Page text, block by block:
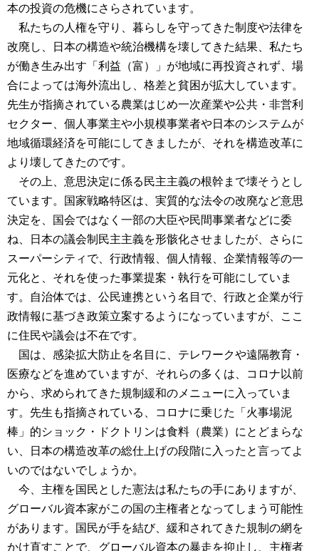
本の投資の危機にさらされています。
私たちの人権を守り、暮らしを守ってきた制度や法律を
改廃し、日本の構造や統治機構を壊してきた結果、私たち
が働き生み出す「利益（富）」が地域に再投資されず、場
合によっては海外流出し、格差と貧困が拡大しています。
先生が指摘されている農業はじめ一次産業や公共・非営利
セクター、個人事業主や小規模事業者や日本のシステムが
地域循環経済を可能にしてきましたが、それを構造改革に
より壊してきたのです。
その上、意思決定に係る民主主義の根幹まで壊そうとし
ています。国家戦略特区は、実質的な法令の改廃など意思
決定を、国会ではなく一部の大臣や民間事業者などに委
ね、日本の議会制民主主義を形骸化させましたが、さらに
スーパーシティで、行政情報、個人情報、企業情報等の一
元化と、それを使った事業提案・執行を可能にしていま
す。自治体では、公民連携という名目で、行政と企業が行
政情報に基づき政策立案するようになっていますが、ここ
に住民や議会は不在です。
国は、感染拡大防止を名目に、テレワークや遠隔教育・
医療などを進めていますが、それらの多くは、コロナ以前
から、求められてきた規制緩和のメニューに入っていま
す。先生も指摘されている、コロナに乗じた「火事場泥
棒」的ショック・ドクトリンは食料（農業）にとどまらな
い、日本の構造改革の総仕上げの段階に入ったと言ってよ
いのではないでしょうか。
今、主権を国民とした憲法は私たちの手にありますが、
グローバル資本家がこの国の主権者となってしまう可能性
があります。国民が手を結び、緩和されてきた規制の網を
かけ直すことで、グローバル資本の暴走を抑止し、主権者